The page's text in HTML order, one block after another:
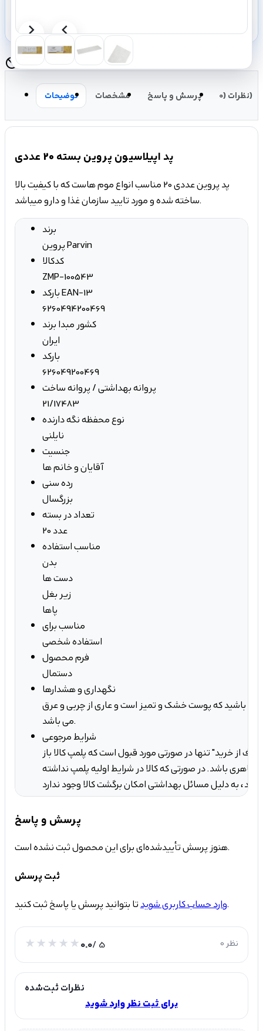
تصویر
قبلی
تصویر
بعدی
block
توضیحات مشخصات پرسش و پاسخ نظرات (0)
پد اپیلاسیون پروین بسته 20 عددی
ساخته شده و مورد تایید سازمان غذا و دارو میباشد.
برند
پروین Parvin
کدکالا
ZMP-100543
بارکد EAN-13
6260494200469
کشور مبدا برند
ایران
بارکد
626049200469
پروانه بهداشتی / پروانه ساخت
21/17483
نوع محفظه نگه دارنده
نایلنی
جنسیت
آقایان و خانم ها
رده سنی
بزرگسال
تعداد در بسته
20 عدد
مناسب استفاده
بدن
دست ها
زیر بغل
پاها
مناسب برای
استفاده شخصی
فرم محصول
دستمال
نگهداری و هشدارها
باشید که پوست خشک و تمیز است و عاری از چربی و عرق
می باشد.
شرایط مرجوعی
از خرید" تنها در صورتی مورد قبول است که پلمپ کالا باز
ظاهری باشد. در صورتی که کالا در شرایط اولیه پلمپ نداشته
پرسش و پاسخ
هنوز پرسش تأییدشده‌ای برای این محصول ثبت نشده است.
ثبت پرسش
وارد حساب کاربری شویدتا بتوانید پرسش یا پاسخ ثبت کنید.
0.0/ 5 0 نظر
نظرات ثبت‌شده
برای ثبت نظر وارد شوید